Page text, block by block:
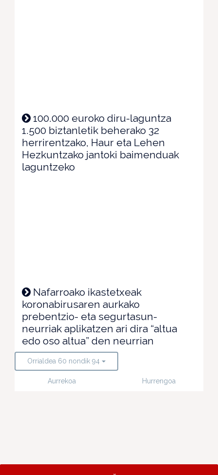
100.000 euroko diru-laguntza
1.500 biztanletik beherako 32
herrirentzako, Haur eta Lehen
Hezkuntzako jantoki baimenduak
laguntzeko
Nafarroako ikastetxeak
koronabirusaren aurkako
prebentzio- eta segurtasun-
neurriak aplikatzen ari dira “altua
edo oso altua” den neurrian
Orrialdea 60 nondik 94
Aurrekoa Hurrengoa